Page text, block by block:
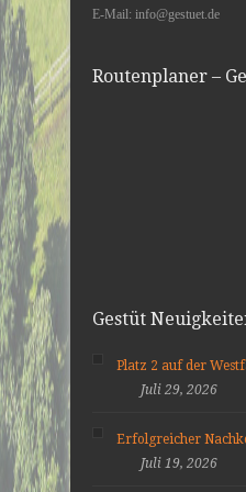
E-Mail: info@gestuet.de
Routenplaner –
Gestüt
Platz 2 auf der
Juli 29, 2026
Erfolgreicher
Juli 19, 2026